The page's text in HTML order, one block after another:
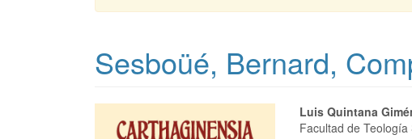
Sesboüé, Bernard,
Luis Quintana
Facultad de Teología